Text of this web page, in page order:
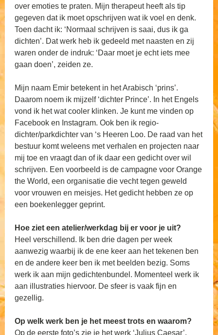
over emoties te praten. Mijn therapeut heeft als tip
gegeven dat ik moet opschrijven wat ik voel en denk.
Toen dacht ik: ‘Normaal schrijven is saai, dus ik ga
dichten’. Dat werk heb ik gedeeld met naasten en zij
waren onder de indruk: ‘Daar moet je echt iets mee
gaan doen’, zeiden ze.
Mijn naam Emir betekent in het Arabisch ‘prins’.
Daarom noem ik mijzelf ‘dichter Prince’. In het Engels
vond ik het wat cooler klinken. Je kunt me vinden op
Facebook en Instagram. Ook ben ik regio-
dichter/parkdichter van ‘s Heeren Loo. De raad van het
bestuur komt weleens met verhalen en projecten naar
mij toe en vraagt dan of ik daar een gedicht over wil
schrijven. Een voorbeeld is de campagne voor Orange
the World, een organisatie die vecht tegen geweld
voor vrouwen en meisjes. Het gedicht hebben ze op
een boekenlegger geprint.
Hoe ziet een atelier/werkdag bij er voor je uit?
Heel verschillend. Ik ben drie dagen per week
aanwezig waarbij ik de ene keer aan het tekenen ben
en de andere keer ben ik met beelden bezig. Soms
werk ik aan mijn gedichtenbundel. Momenteel werk ik
aan illustraties hiervoor. De sfeer is vaak fijn en
gezellig.
Op welk werk ben je het meest trots en waarom?
Op de eerste foto’s zie je het werk ‘Julius Caesar’.